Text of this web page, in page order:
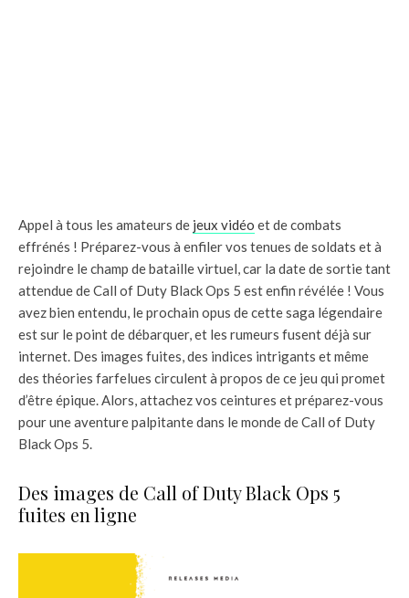
Appel à tous les amateurs de jeux vidéo et de combats
effrénés ! Préparez-vous à enfiler vos tenues de soldats et à
rejoindre le champ de bataille virtuel, car la date de sortie tant
attendue de Call of Duty Black Ops 5 est enfin révélée ! Vous
avez bien entendu, le prochain opus de cette saga légendaire
est sur le point de débarquer, et les rumeurs fusent déjà sur
internet. Des images fuites, des indices intrigants et même
des théories farfelues circulent à propos de ce jeu qui promet
d’être épique. Alors, attachez vos ceintures et préparez-vous
pour une aventure palpitante dans le monde de Call of Duty
Black Ops 5.
Des images de Call of Duty Black Ops 5
fuites en ligne